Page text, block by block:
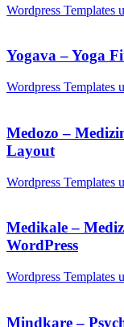
Wordpress Templates
Yogava – Yoga
Wordpress Templates
Medozo –
Layout
Wordpress Templates
Medikale –
WordPress
Wordpress Templates
Mindkare –